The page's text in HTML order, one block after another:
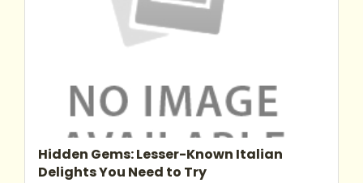
Hidden Gems: Lesser-Known Italian
Delights You Need to Try